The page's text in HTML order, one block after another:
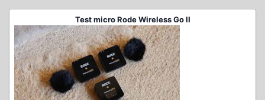
Test micro Rode Wireless Go II